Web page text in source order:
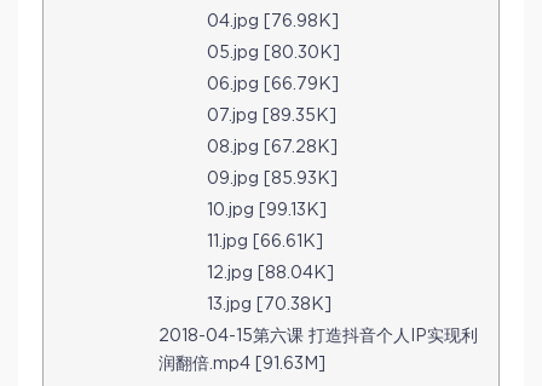
04.jpg [76.98K]
05.jpg [80.30K]
06.jpg [66.79K]
07.jpg [89.35K]
08.jpg [67.28K]
09.jpg [85.93K]
10.jpg [99.13K]
11.jpg [66.61K]
12.jpg [88.04K]
13.jpg [70.38K]
2018-04-15第六课 打造抖音个人IP实现利
润翻倍.mp4 [91.63M]